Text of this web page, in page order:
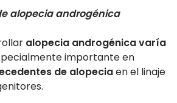
alopecia androgénica
alopecia androgénica varía
importante en
de alopeciaen el linaje